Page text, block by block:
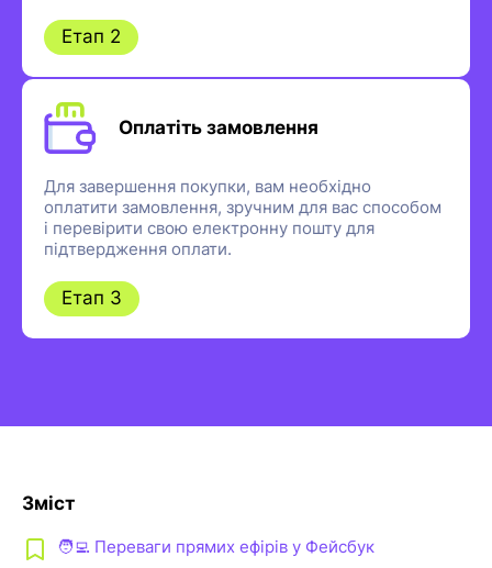
Етап 2
Оплатіть замовлення
Для завершення покупки, вам необхідно
оплатити замовлення, зручним для вас способом
і перевірити свою електронну пошту для
підтвердження оплати.
Етап 3
Зміст
🧑‍💻 Переваги прямих ефірів у Фейсбук